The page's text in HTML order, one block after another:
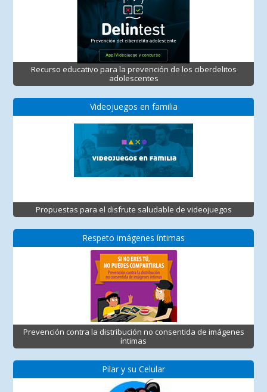
Recurso educativo para la prevención de los ciberdelitos
adolescentes
Videojuegos en familia
Propuestas para el disfrute saludable de videojuegos
Respeto imágenes íntimas
Prevención contra la distribución no consentida de imágenes
íntimas
Pilar y su Celular